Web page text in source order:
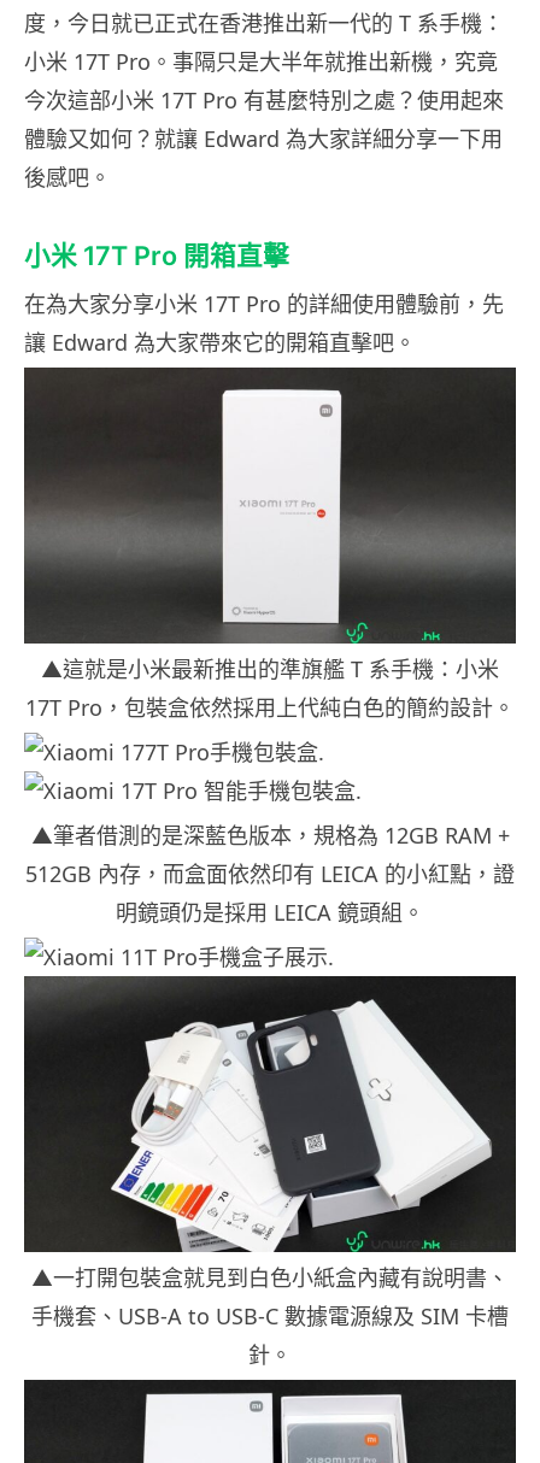
度，今日就已正式在香港推出新一代的 T 系手機：
小米 17T Pro。事隔只是大半年就推出新機，究竟
今次這部小米 17T Pro 有甚麼特別之處？使用起來
體驗又如何？就讓 Edward 為大家詳細分享一下用
後感吧。
小米 17T Pro 開箱直擊
在為大家分享小米 17T Pro 的詳細使用體驗前，先
讓 Edward 為大家帶來它的開箱直擊吧。
▲這就是小米最新推出的準旗艦 T 系手機：小米
17T Pro，包裝盒依然採用上代純白色的簡約設計。
▲筆者借測的是深藍色版本，規格為 12GB RAM +
512GB 內存，而盒面依然印有 LEICA 的小紅點，證
明鏡頭仍是採用 LEICA 鏡頭組。
▲一打開包裝盒就見到白色小紙盒內藏有說明書、
手機套、USB-A to USB-C 數據電源線及 SIM 卡槽
針。